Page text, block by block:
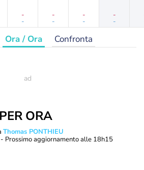
-
-
-
-
-
-
-
-
Ora / Ora Confronta
ORA
Thomas PONTHIEU
- Prossimo aggiornamento alle 18h15